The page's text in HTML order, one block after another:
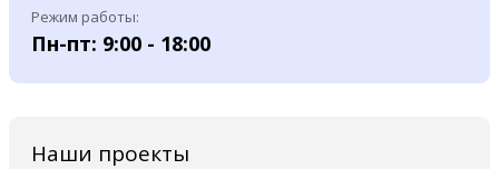
Режим работы:
Пн-пт: 9:00 - 18:00
Наши проекты